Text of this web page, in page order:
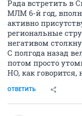
Рада встретить в
МЛМ 6-й год,
активно
региональные
негативом
С полгода назад
потом просто
НО, как говорится,
ОТВЕТИТЬ